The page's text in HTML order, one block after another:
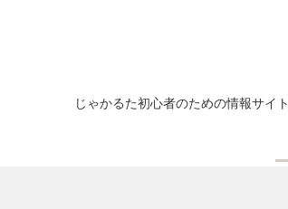
じゃかるた初心者のための情報サイト